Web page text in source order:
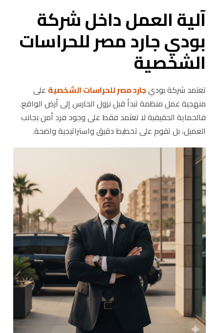
آلية العمل داخل شركة
بودي جارد مصر للحراسات
الشخصية
تعتمد شركة بوديجارد مصر للحراسات الشخصية على
منهجية عمل منظمة تبدأ قبل نزول الحارس إلى أرض الواقع.
فالحماية الحقيقية لا تعتمد فقط على وجود فرد أمن بجانب
العميل، بل تقوم على تخطيط دقيق واستراتيجية واضحة.